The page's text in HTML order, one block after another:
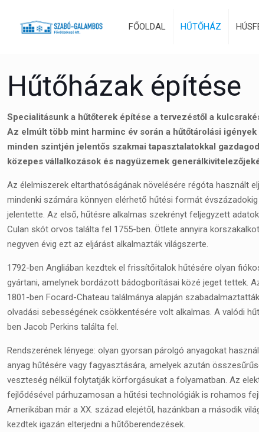
FŐOLDAL HŰTŐHÁZ
Hűtőházak építése
Specialitásunk a hűtőterek építése a tervezéstől a
Az elmúlt több mint harminc év során a hűtőtárolási
minden szintjén jelentős szakmai tapasztalatokkal
közepes vállalkozások és nagyüzemek
Az élelmiszerek eltarthatóságának növelésére régóta használt
mindenki számára könnyen elérhető hűtési formát évszázadokig
jelentette. Az első, hűtésre alkalmas szekrényt feljegyzett
Culan skót orvos találta fel 1755-ben. Ötlete annyira
negyven évig ezt az eljárást alkalmazták világszerte.
1792-ben Angliában kezdtek el frissítőitalok hűtésére olyan
gyártani, amelynek bordázott bádogborításai közé jeget tettek.
1801-ben Focard-Chateau találmánya alapján
olvadási sebességének csökkentésére volt alkalmas. A valódi
ben Jacob Perkins találta fel.
Rendszerének lényege: olyan gyorsan párolgó anyagokat
anyag hűtésére vagy fagyasztására, amelyek azután
veszteség nélkül folytatják körforgásukat a folyamatban. Az
fejlődésével párhuzamosan a hűtési technológiák is rohamos
Amerikában már a XX. század elejétől, hazánkban a második
kezdtek igazán elterjedni a hűtőberendezések.